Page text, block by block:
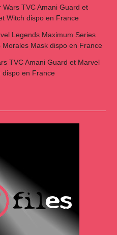
TVC Amani Guard et
Witch dispo en France
Legends Maximum Series
Mask dispo en France
TVC Amani Guard et Marvel
dispo en France